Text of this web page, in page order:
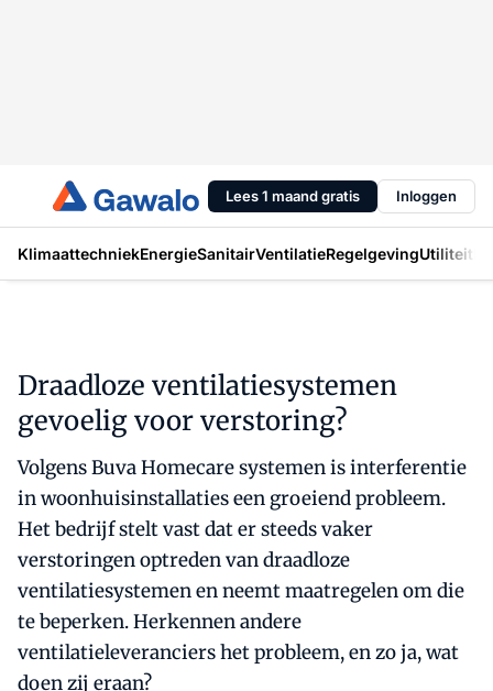
Lees 1 maand gratis Inloggen
KlimaattechniekEnergieSanitairVentilatieRegelgevingUtiliteit
Draadloze ventilatiesystemen
gevoelig voor verstoring?
Volgens Buva Homecare systemen is interferentie
in woonhuisinstallaties een groeiend probleem.
Het bedrijf stelt vast dat er steeds vaker
verstoringen optreden van draadloze
ventilatiesystemen en neemt maatregelen om die
te beperken. Herkennen andere
ventilatieleveranciers het probleem, en zo ja, wat
doen zij eraan?